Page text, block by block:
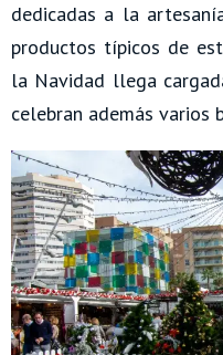
dedicadas a la
productos típicos de
la Navidad llega
celebran además varios